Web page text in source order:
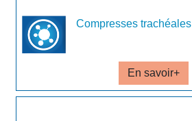
Compresses trachéales
En savoir+